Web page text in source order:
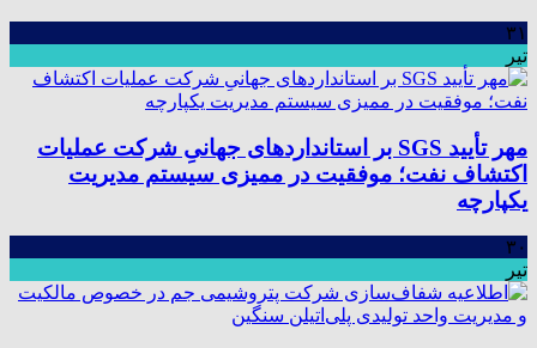
۳۱
تیر
مهر تأیید SGS بر استانداردهای جهانیِ شرکت عملیات
اکتشاف نفت؛ موفقیت در ممیزی سیستم مدیریت
یکپارچه
۳۰
تیر